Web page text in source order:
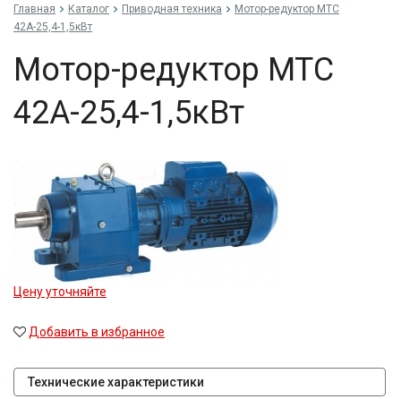
Главная Каталог Приводная техника
Мо­тор-ре­дук­тор МТС
42А-25,4-1,5кВт
Мо­тор-ре­дук­тор МТС
42А-25,4-1,5кВт
Цену уточняйте
Добавить в избранное
Технические характеристики